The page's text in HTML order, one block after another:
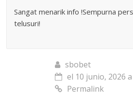
Sangat menarik info !Sempurna
telusuri!
sbobet
el 10 junio, 2026
Permalink